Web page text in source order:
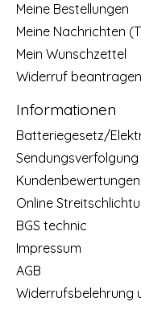
Meine Bestellungen
Meine Nachrichten
Mein Wunschzettel
Widerruf beantragen
Informationen
Batteriegesetz/
Sendungsverfolgung
Kundenbewertungen
Online
BGS technic
Impressum
AGB
Widerrufsbelehrung